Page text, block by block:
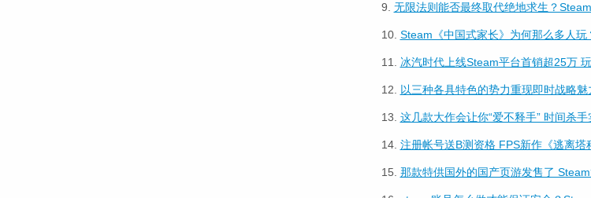
9. 无限法则能否最终取代绝地求生？
10. Steam《中国式家长》为何那么多人玩
11. 冰汽时代上线Steam平台首销超25万
12. 以三种各具特色的势力重现即时战略
13. 这几款大作会让你“爱不释手” 时间杀手
14. 注册帐号送B测资格 FPS新作《逃离塔
15. 那款特供国外的国产页游发售了